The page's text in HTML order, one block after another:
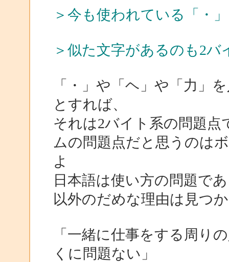
＞今も使われている「・
＞似た文字があるのも2
「・」や「ヘ」や「力」
とすれば、
それは2バイト系の問題
ムの問題点だと思うのは
よ
日本語は使い方の問題で
以外のだめな理由は見つ
「一緒に仕事をする周り
くに問題ない」